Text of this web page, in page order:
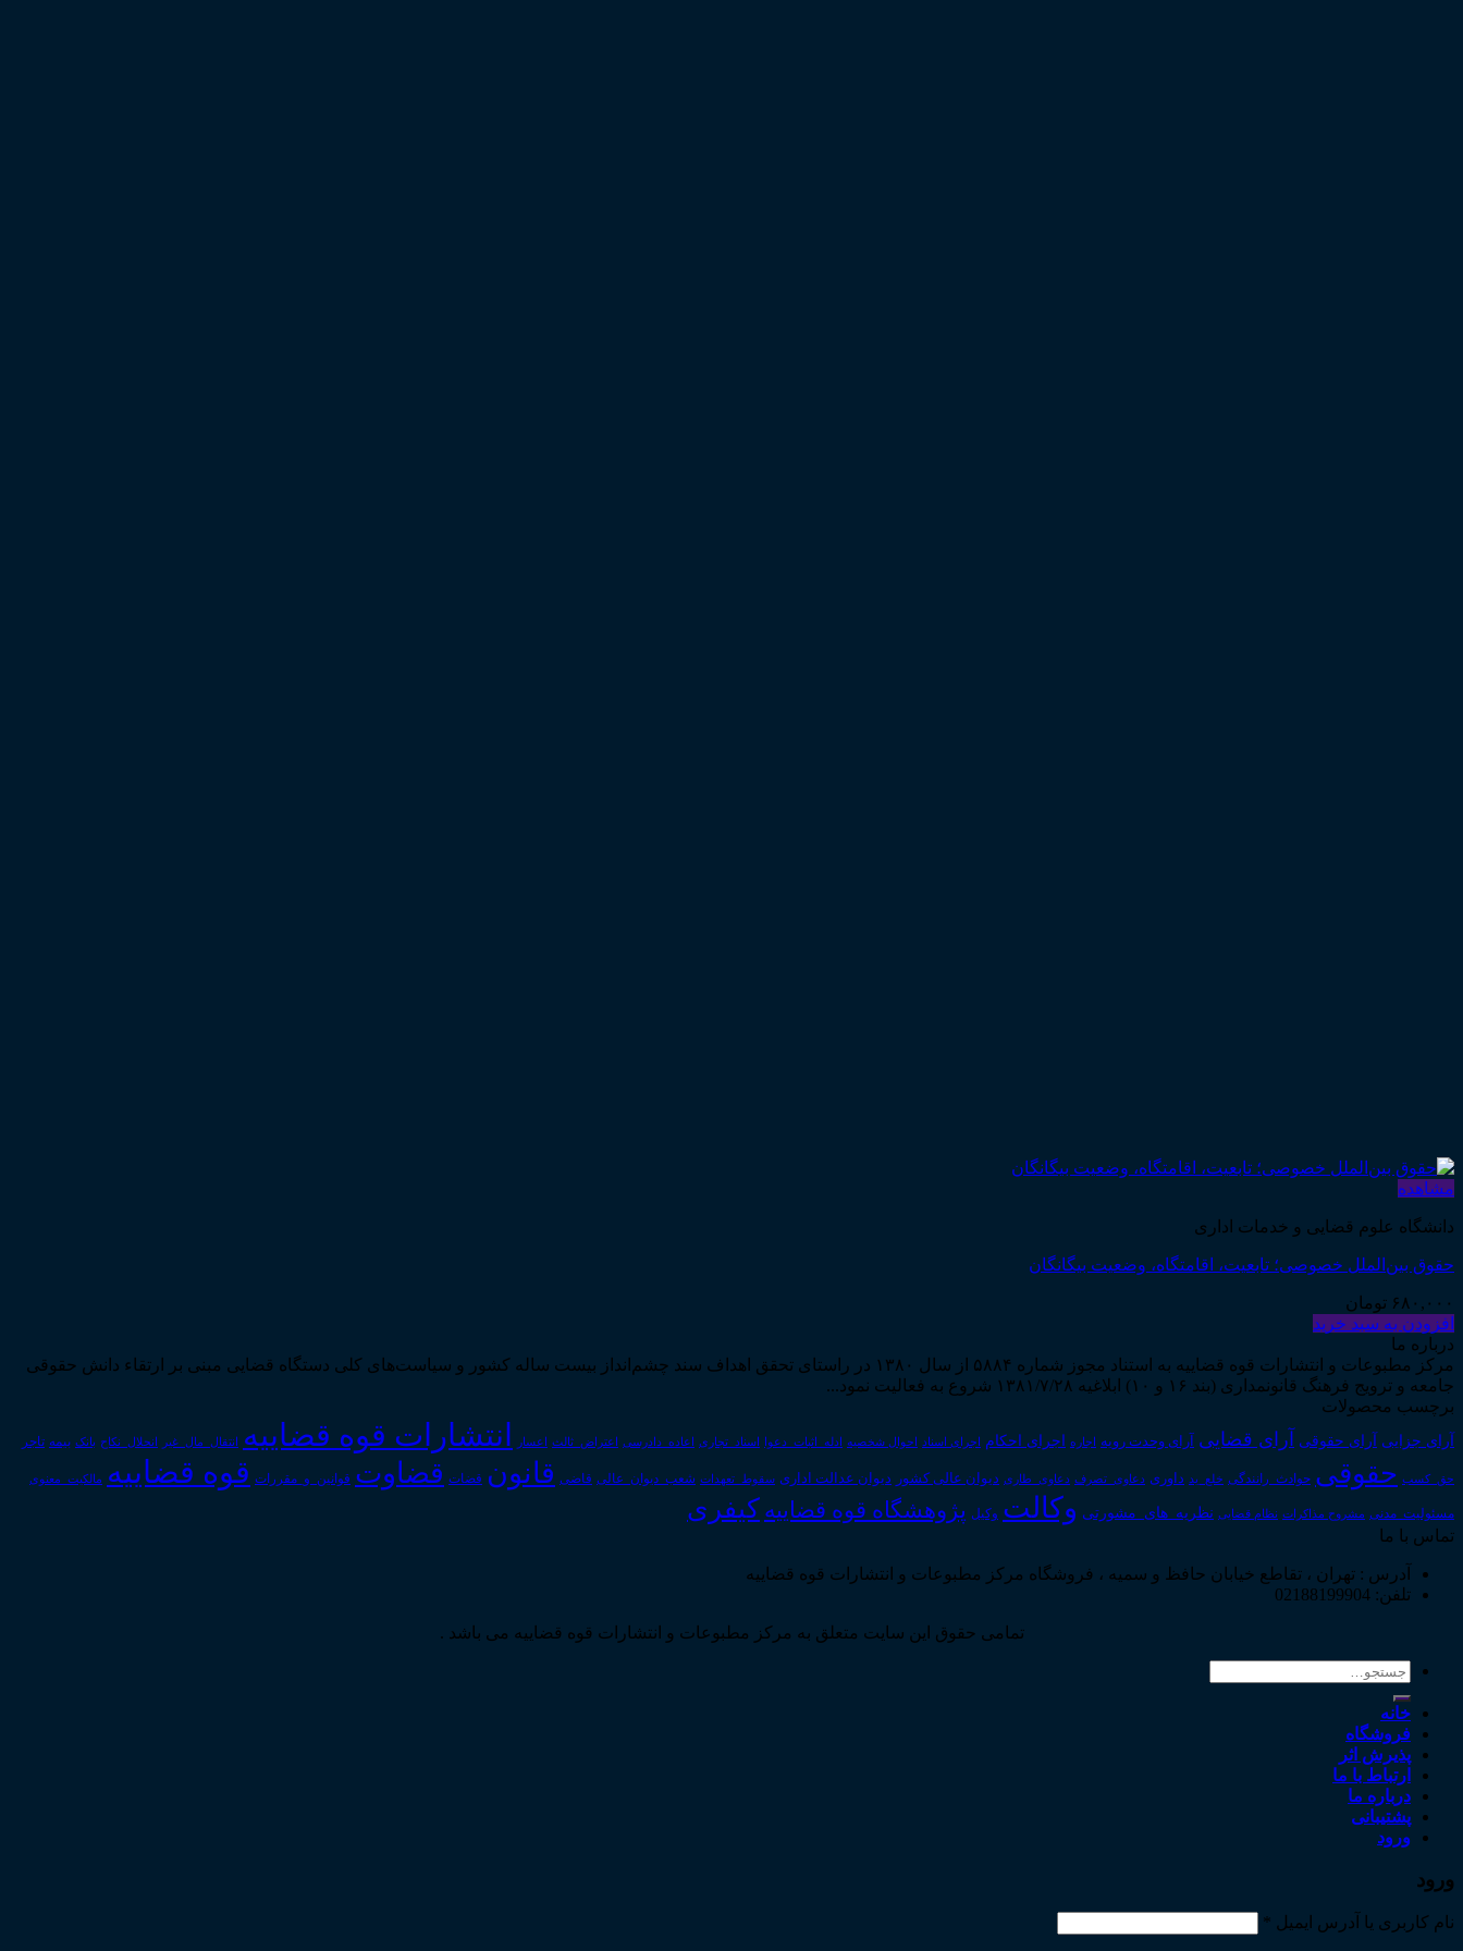
مشاهده
دانشگاه علوم قضایی و خدمات اداری
حقوق بین‌الملل خصوصی؛ تابعیت، اقامتگاه، وضعیت بیگانگان
۶۸۰,۰۰۰ تومان
افزودن به سبد خرید
درباره ما
مرکز مطبوعات و انتشارات قوه قضاییه به استناد مجوز شماره ۵۸۸۴ از سال ۱۳۸۰ در راستای تحقق اهداف سند چشم‌انداز بیست ساله کشور و سیاست‌های کلی دستگاه قضایی مبنی بر ارتقاء دانش حقوقی
جامعه و ترویج فرهنگ قانونمداری (بند ۱۶ و ۱۰) ابلاغیه ۱۳۸۱/۷/۲۸ شروع به فعالیت نمود...
برچسب محصولات
آرای جزایی آرای حقوقی آرای قضایی آرای وحدت رویه اجاره اجرای احکام اجرای اسناد احوال شخصیه ادله_اثبات_دعوا اسناد_تجاری اعاده_دادرسی اعتراض_ثالث اعسار انتشارات قوه قضاییه انتقال_مال_غیر انحلال_نکاح بانک بیمه تاجر
حق_کسب حقوقی حوادث_رانندگی خلع_ید داوری دعاوی_تصرف دعاوی_طاری دیوان عالی کشور دیوان عدالت اداری سقوط_تعهدات شعب_دیوان_عالی قاضی قانون قضات قضاوت قوانین_و_مقررات قوه قضاییه مالکیت_معنوی
مسئولیت_مدنی مشروح مذاکرات نظام قضایی نظریه_های_مشورتی وکالت وکیل پژوهشگاه قوه قضاییه کیفری
تماس با ما
آدرس : تهران ، تقاطع خیابان حافظ و سمیه ، فروشگاه مرکز مطبوعات و انتشارات قوه قضاییه
تلفن: 02188199904
تمامی حقوق این سایت متعلق به مرکز مطبوعات و انتشارات قوه قضاییه می باشد .
جستجو
خانه
فروشگاه
پذیرش اثر
ارتباط با ما
درباره ما
پشتیبانی
ورود
ورود
نام کاربری یا آدرس ایمیل *